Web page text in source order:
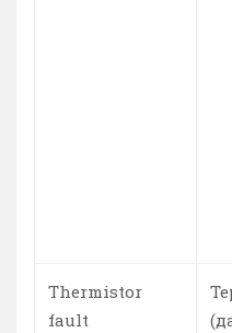
Thermistor
fault